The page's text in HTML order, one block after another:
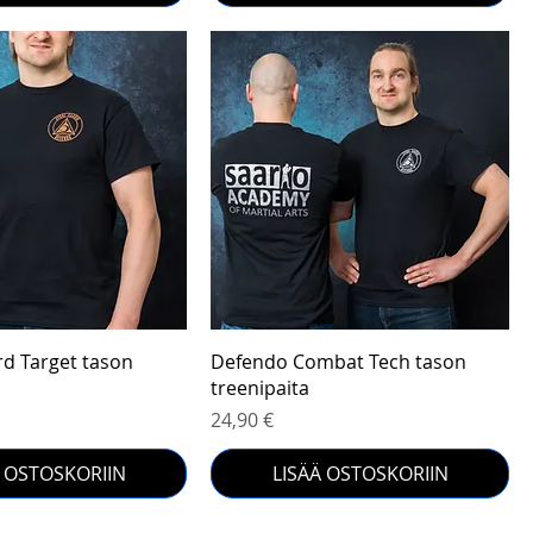
Target tason
Pikakatselu
Defendo Combat Tech tason
treenipaita
Hinta
24,90 €
LISÄÄ OSTOSKORIIN